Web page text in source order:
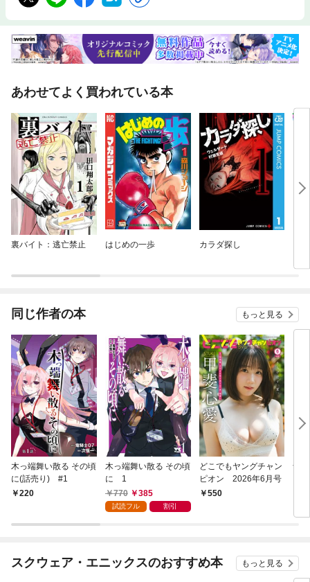
あわせてよく買われている本
裏バイト：逃亡禁止 はじめの一歩 カラダ探し
同じ作者の本 もっと見る
木っ端舞い散る その頃
に(話売り) #1
220
木っ端舞い散る その頃
に 1
770
385
試読フル 割引
どこでもヤングチャン
ピオン 2026年6月号
550
青
スクウェア・エニックスのおすすめ本 もっと見る